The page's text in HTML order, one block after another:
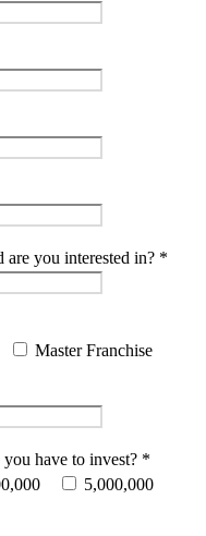
you interested in? *
Master Franchise
have to invest? *
5,000,000